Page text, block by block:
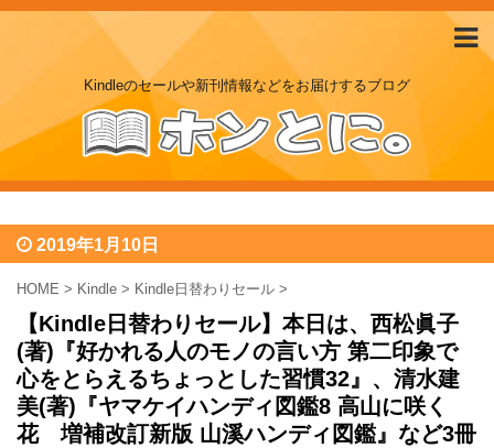
Kindleのセールや新刊情報などをお届けするブログ
2019年1月10日
HOME > Kindle > Kindle日替わりセール >
【Kindle日替わりセール】本日は、西松眞子
(著)『好かれる人のモノの言い方 第二印象で
心をとらえるちょっとした習慣32』、清水建
美(著)『ヤマケイハンディ図鑑8 高山に咲く
花 増補改訂新版 山溪ハンディ図鑑』など3冊